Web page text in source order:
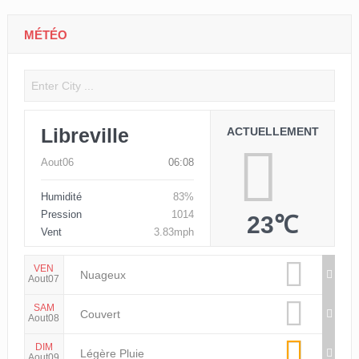
MÉTÉO
Libreville
Aout06 06:08
Humidité
83%
Pression
1014
Vent
3.83mph
ACTUELLEMENT
23℃
VEN
Aout07
Nuageux
SAM
Aout08
Couvert
DIM
Légère Pluie